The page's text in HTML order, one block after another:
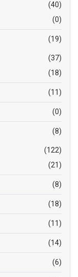
(40)
(0)
(19)
(37)
(18)
(11)
(0)
(8)
(122)
(21)
(8)
(18)
(11)
(14)
(6)